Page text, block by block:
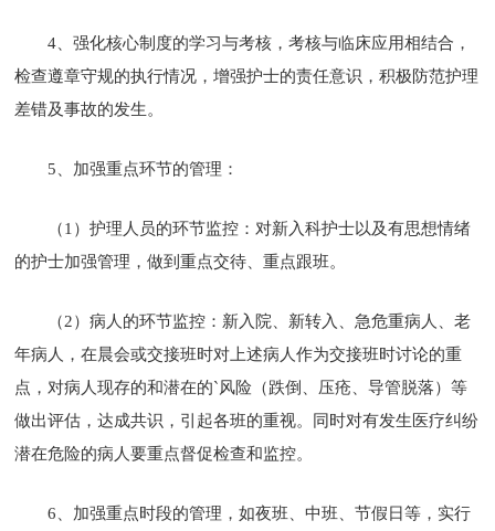
4、强化核心制度的学习与考核，考核与临床应用相结合，
检查遵章守规的执行情况，增强护士的责任意识，积极防范护理
差错及事故的发生。
5、加强重点环节的管理：
（1）护理人员的环节监控：对新入科护士以及有思想情绪
的护士加强管理，做到重点交待、重点跟班。
（2）病人的环节监控：新入院、新转入、急危重病人、老
年病人，在晨会或交接班时对上述病人作为交接班时讨论的重
点，对病人现存的和潜在的`风险（跌倒、压疮、导管脱落）等
做出评估，达成共识，引起各班的重视。同时对有发生医疗纠纷
潜在危险的病人要重点督促检查和监控。
6、加强重点时段的管理，如夜班、中班、节假日等，实行